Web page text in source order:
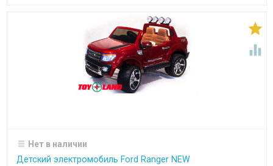


Нет в наличии
Детский электромобиль Ford Ranger NEW